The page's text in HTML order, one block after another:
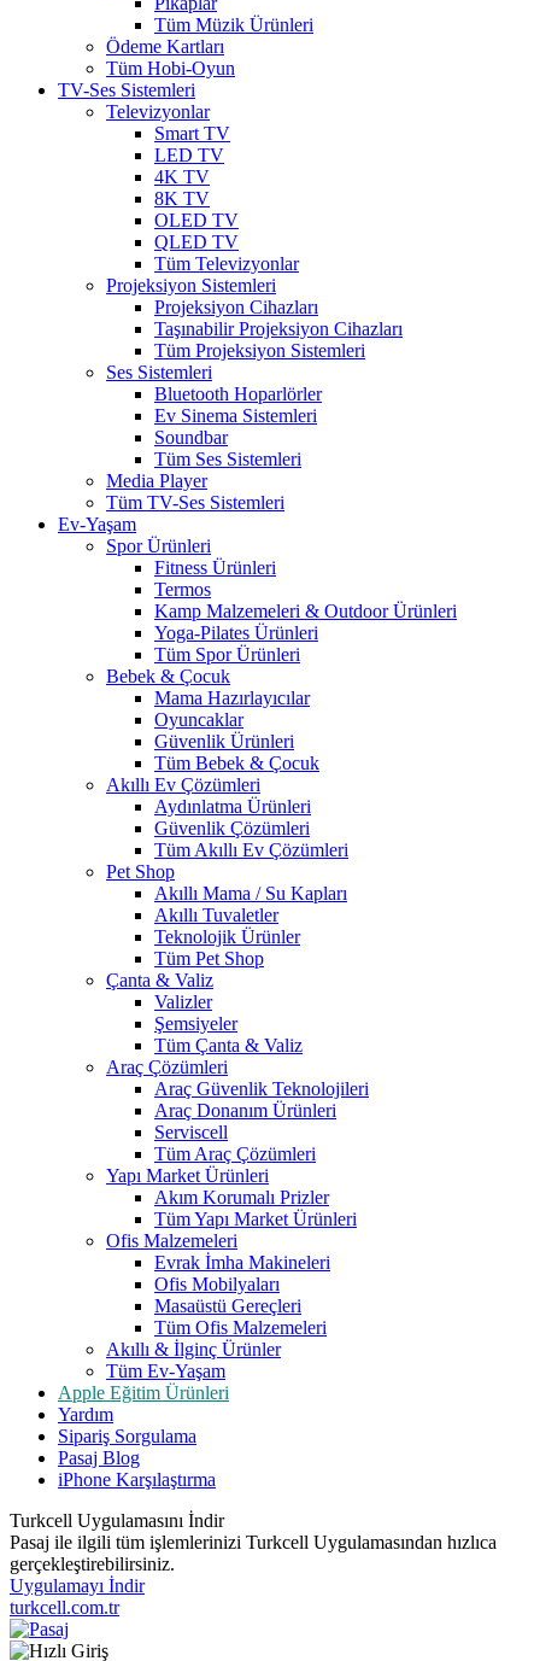
Tüm Müzik Ürünleri
Ödeme Kartları
Tüm Hobi-Oyun
TV-Ses Sistemleri
Televizyonlar
Smart TV
LED TV
4K TV
8K TV
OLED TV
QLED TV
Tüm Televizyonlar
Projeksiyon Sistemleri
Projeksiyon Cihazları
Taşınabilir Projeksiyon Cihazları
Tüm Projeksiyon Sistemleri
Ses Sistemleri
Bluetooth Hoparlörler
Ev Sinema Sistemleri
Soundbar
Tüm Ses Sistemleri
Media Player
Tüm TV-Ses Sistemleri
Ev-Yaşam
Spor Ürünleri
Fitness Ürünleri
Termos
Kamp Malzemeleri & Outdoor Ürünleri
Yoga-Pilates Ürünleri
Tüm Spor Ürünleri
Bebek & Çocuk
Mama Hazırlayıcılar
Oyuncaklar
Güvenlik Ürünleri
Tüm Bebek & Çocuk
Akıllı Ev Çözümleri
Aydınlatma Ürünleri
Güvenlik Çözümleri
Tüm Akıllı Ev Çözümleri
Pet Shop
Akıllı Mama / Su Kapları
Akıllı Tuvaletler
Teknolojik Ürünler
Tüm Pet Shop
Çanta & Valiz
Valizler
Şemsiyeler
Tüm Çanta & Valiz
Araç Çözümleri
Araç Güvenlik Teknolojileri
Araç Donanım Ürünleri
Serviscell
Tüm Araç Çözümleri
Yapı Market Ürünleri
Akım Korumalı Prizler
Tüm Yapı Market Ürünleri
Ofis Malzemeleri
Evrak İmha Makineleri
Ofis Mobilyaları
Masaüstü Gereçleri
Tüm Ofis Malzemeleri
Akıllı & İlginç Ürünler
Tüm Ev-Yaşam
Apple Eğitim Ürünleri
Yardım
Sipariş Sorgulama
Pasaj Blog
iPhone Karşılaştırma
Turkcell Uygulamasını İndir
Pasaj ile ilgili tüm işlemlerinizi Turkcell Uygulamasından hızlıca
gerçekleştirebilirsiniz.
Uygulamayı İndir
turkcell.com.tr